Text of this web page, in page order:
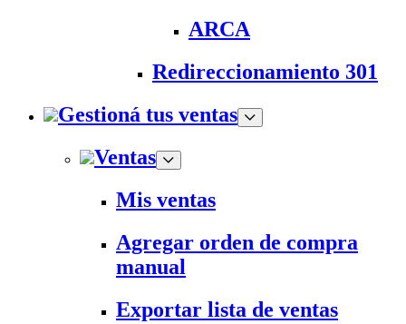
ARCA
Redireccionamiento 301
Gestioná tus ventas
Ventas
Mis ventas
Agregar orden de compra
manual
Exportar lista de ventas